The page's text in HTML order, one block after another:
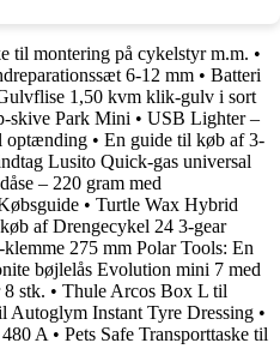
til montering på cykelstyr m.m. •
6-12 mm • Batteri
1,50 kvm klik-gulv i sort
skive Park Mini • USB Lighter –
optænding • En guide til køb af 3-
Lusito Quick-gas universal
– 220 gram med
• Turtle Wax Hybrid
af Drengecykel 24 3-gear
275 mm Polar Tools: En
bøjlelås Evolution mini 7 med
stk. • Thule Arcos Box L til
Autoglym Instant Tyre Dressing •
A • Pets Safe Transporttaske til